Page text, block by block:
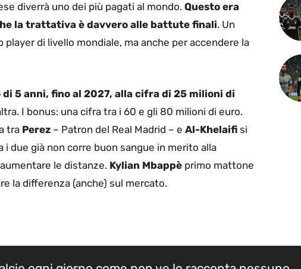
diverrà uno dei più pagati al mondo. Questo era
la trattativa è davvero alle battute finali. Un
di livello mondiale, ma anche per accendere la
5 anni, fino al 2027, alla cifra di 25 milioni di
I bonus: una cifra tra i 60 e gli 80 milioni di euro.
tra Perez – Patron del Real Madrid – e Al-Khelaifi si
due già non corre buon sangue in merito alla
le distanze. Kylian Mbappè primo mattone
la differenza (anche) sul mercato.